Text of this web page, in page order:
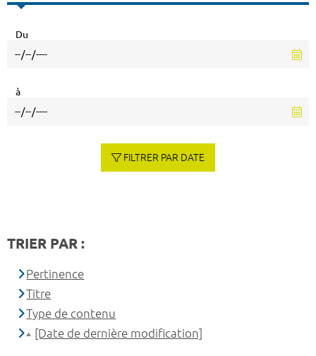
Du
à
FILTRER PAR DATE
TRIER PAR :
Pertinence
Titre
Type de contenu
[Date de dernière modification]